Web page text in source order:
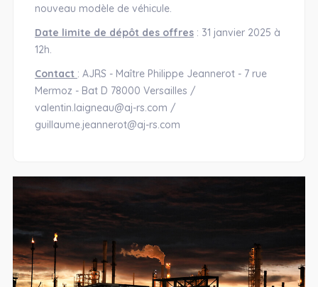
nouveau modèle de véhicule.
Date limite de dépôt des offres: 31 janvier 2025 à
12h.
Contact : AJRS - Maître Philippe Jeannerot - 7 rue
Mermoz - Bat D 78000 Versailles /
valentin.laigneau@aj-rs.com /
guillaume.jeannerot@aj-rs.com